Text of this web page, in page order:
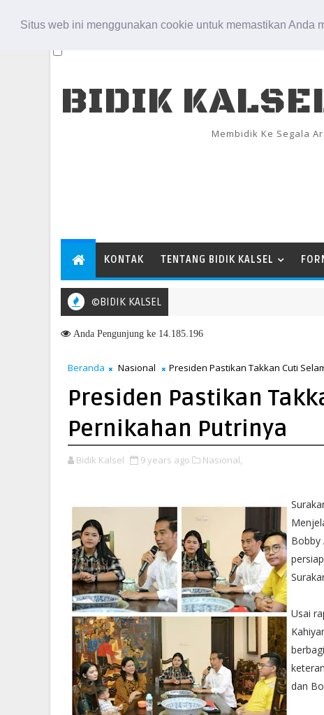
Situs web ini menggunakan cookie untuk memastikan Anda
BIDIK
Membidik Ke Segala
KONTAK TENTANG BIDIK KALSEL
©BIDIK KALSEL
Anda Pengunjung ke 14.185.196
Beranda Nasional Presiden Pastikan Takkan Cuti
Presiden Pastikan
Pernikahan Putrinya
Bidik Kalsel 9 years ago Nasional,
Bobby
Usai
dan